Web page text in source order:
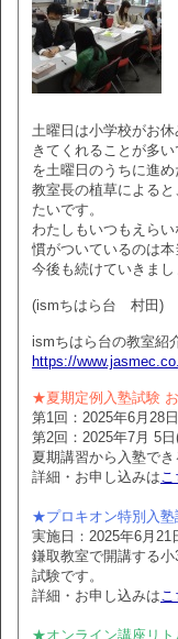
土曜日は小学校がお
きてくれることが多
を土曜日のうちに進め
教室長の植草による
たいです。
わたしもいつもえら
慣がついているのは本
今後も続けていきまし
(ismちはら台 村田)
ismちはら台の教室紹
https://
★夏期定例入塾試験
第1回：2025年6月28
第2回：2025年7月 5
夏期講習から入塾でき
詳細・お申し込みはこ
★プロキオン特別入塾
実施日：2025年6月21
鎌取教室で開講する
試験です。
詳細・お申し込みはこ
★オンライン講座リト